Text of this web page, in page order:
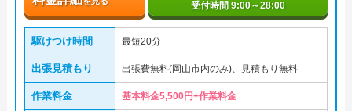
受付時間 9:00～28:00
駆けつけ時間 最短20分
出張見積もり 出張費無料(岡山市内のみ)、見積もり無料
作業料金 基本料金5,500円+作業料金